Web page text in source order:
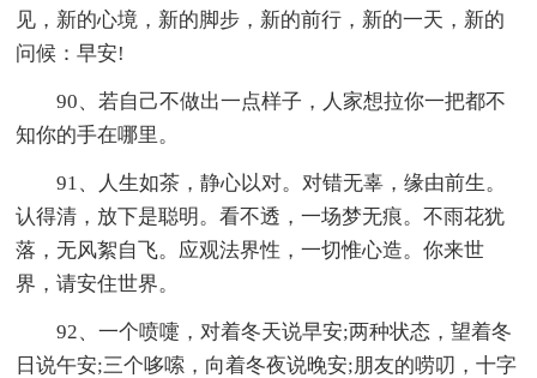
见，新的心境，新的脚步，新的前行，新的一天，新的
问候：早安!
90、若自己不做出一点样子，人家想拉你一把都不
知你的手在哪里。
91、人生如茶，静心以对。对错无辜，缘由前生。
认得清，放下是聪明。看不透，一场梦无痕。不雨花犹
落，无风絮自飞。应观法界性，一切惟心造。你来世
界，请安住世界。
92、一个喷嚏，对着冬天说早安;两种状态，望着冬
日说午安;三个哆嗦，向着冬夜说晚安;朋友的唠叨，十字